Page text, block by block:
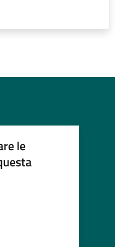
le